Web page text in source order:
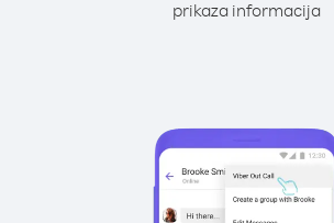
prikaza informacija